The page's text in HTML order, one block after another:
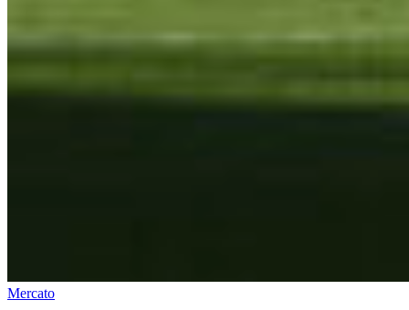
Mercato